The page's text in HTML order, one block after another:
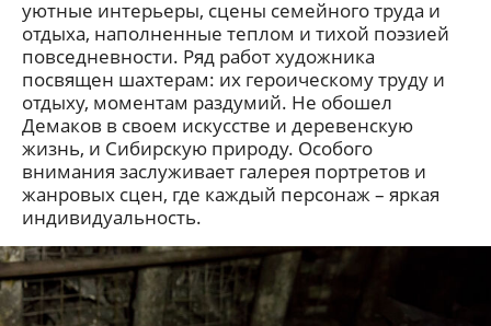
уютные интерьеры, сцены семейного труда и
отдыха, наполненные теплом и тихой поэзией
повседневности. Ряд работ художника
посвящен шахтерам: их героическому труду и
отдыху, моментам раздумий. Не обошел
Демаков в своем искусстве и деревенскую
жизнь, и Сибирскую природу. Особого
внимания заслуживает галерея портретов и
жанровых сцен, где каждый персонаж – яркая
индивидуальность.